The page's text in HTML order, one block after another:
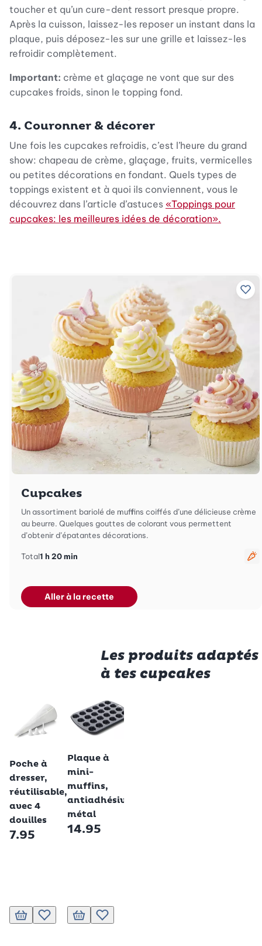
toucher et qu’un cure-dent ressort presque propre.
Après la cuisson, laissez-les reposer un instant dans la
plaque, puis déposez-les sur une grille et laissez-les
refroidir complètement.
Important: crème et glaçage ne vont que sur des
cupcakes froids, sinon le topping fond.
4. Couronner & décorer
Une fois les cupcakes refroidis, c’est l’heure du grand
show: chapeau de crème, glaçage, fruits, vermicelles
ou petites décorations en fondant. Quels types de
toppings existent et à quoi ils conviennent, vous le
découvrez dans l’article d’astuces «Toppings pour
cupcakes: les meilleures idées de décoration».
Cupcakes
Un assortiment bariolé de muffins coiffés d’une délicieuse crème
au beurre. Quelques gouttes de colorant vous permettent
d’obtenir d’épatantes décorations.
Total1 h 20 min
Aller à la recette
Les produits adaptés
à tes cupcakes
Poche à
dresser,
réutilisable,
avec 4
douilles
7.95
Ajouter au panier
Ajouter à la liste de souhaits.
Plaque à
mini-
muffins,
antiadhésive,
métal
14.95
Ajouter au panier
Ajouter à la liste de souhaits.